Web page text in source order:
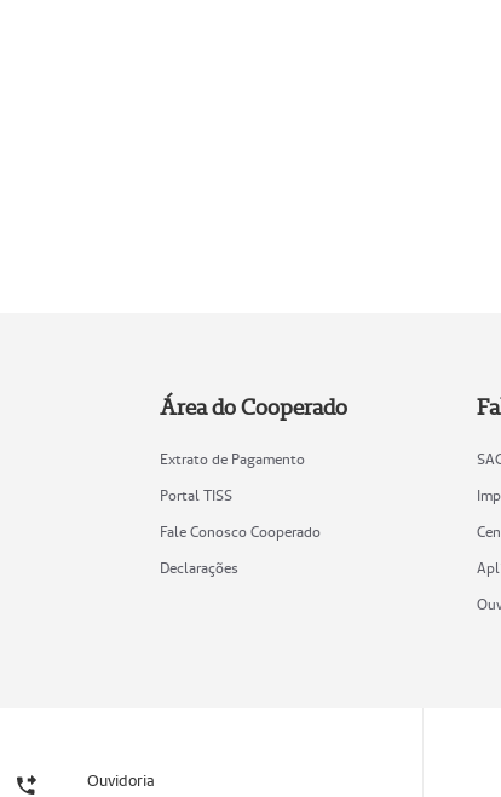
Área do Cooperado
Extrato de Pagamento
Portal TISS
Fale Conosco Cooperado
Declarações
Ouvidoria